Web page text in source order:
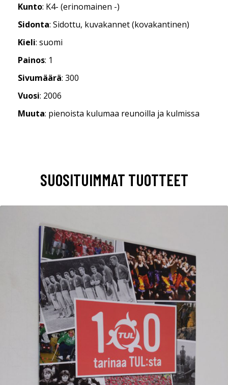
Kunto: K4- (erinomainen -)
Sidonta: Sidottu, kuvakannet (kovakantinen)
Kieli: suomi
Painos: 1
Sivumäärä: 300
Vuosi: 2006
Muuta: pienoista kulumaa reunoilla ja kulmissa
SUOSITUIMMAT TUOTTEET